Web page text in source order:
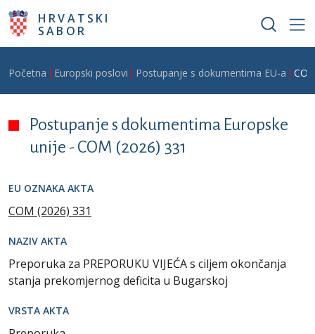
Skoči na glavni sadržaj
HRVATSKI
SABOR
Breadcrumb
Početna Europski poslovi Postupanje s dokumentima EU-a
Postupanje s dokumentima Europske
unije - COM (2026) 331
EU OZNAKA AKTA
COM (2026) 331
NAZIV AKTA
Preporuka za PREPORUKU VIJEĆA s ciljem okončanja
stanja prekomjernog deficita u Bugarskoj
VRSTA AKTA